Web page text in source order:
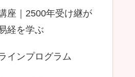
座｜2500年受け継が
経を学ぶ
インプログラム